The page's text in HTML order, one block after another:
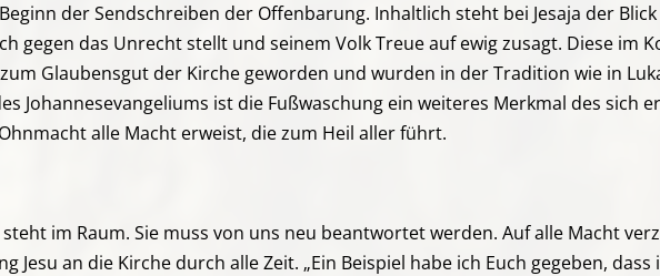
der Sendschreiben der Offenbarung. Inhaltlich steht bei Jesaja der
gegen das Unrecht stellt und seinem Volk Treue auf ewig zusagt. Diese im
Glaubensgut der Kirche geworden und wurden in der Tradition wie in
Johannesevangeliums ist die Fußwaschung ein weiteres Merkmal des sich
alle Macht erweist, die zum Heil aller führt.
steht im Raum. Sie muss von uns neu beantwortet werden. Auf alle Macht
Jesu an die Kirche durch alle Zeit. „Ein Beispiel habe ich Euch gegeben,